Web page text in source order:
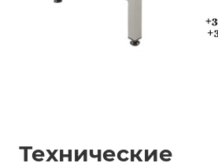
Технические